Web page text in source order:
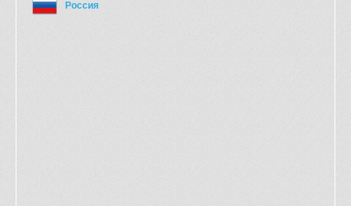
Россия